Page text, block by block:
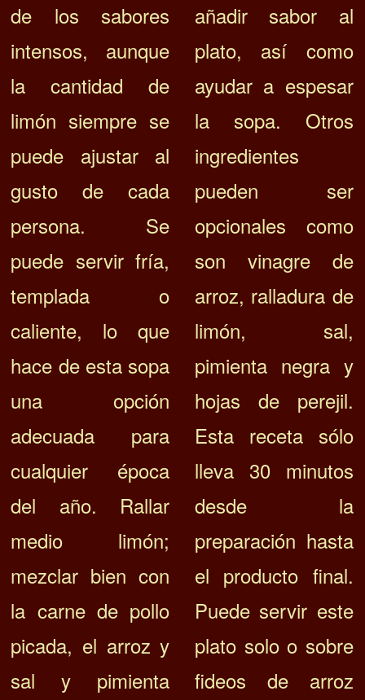
de los sabores
intensos, aunque
la cantidad de
limón siempre se
puede ajustar al
gusto de cada
persona. Se
puede servir fría,
templada o
caliente, lo que
hace de esta sopa
una opción
adecuada para
cualquier época
del año. Rallar
medio limón;
mezclar bien con
la carne de pollo
picada, el arroz y
sal y pimienta
añadir sabor al
plato, así como
ayudar a espesar
la sopa. Otros
ingredientes
pueden ser
opcionales como
son vinagre de
arroz, ralladura de
limón, sal,
pimienta negra y
hojas de perejil.
Esta receta sólo
lleva 30 minutos
desde la
preparación hasta
el producto final.
Puede servir este
plato solo o sobre
fideos de arroz